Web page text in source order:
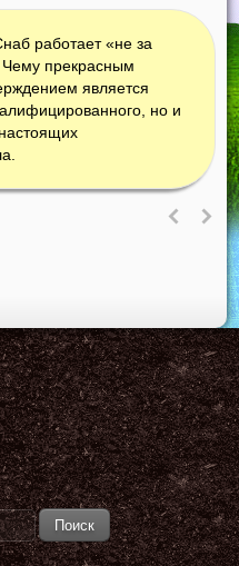
работает «не за
Чему прекрасным
является
но и
Поиск